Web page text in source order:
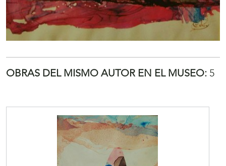
OBRAS DEL MISMO AUTOR EN EL MUSEO: 5